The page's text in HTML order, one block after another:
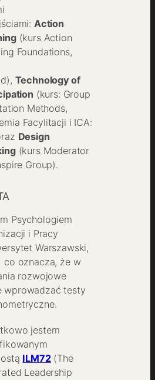
Action
(kurs Action
Foundations,
Technology of
(kurs: Group
Methods,
Facylitacji i ICA:
Design
(kurs Moderator
Group).
Psychologiem
i Pracy
Warszawski,
co oznacza, że w
rozwojowe
wprowadzać testy
jestem
ILM72(The
Leadership